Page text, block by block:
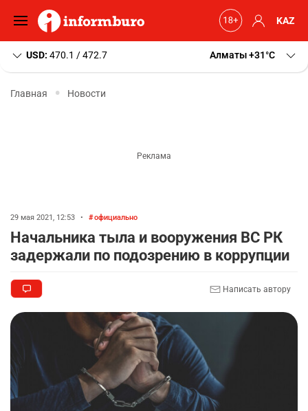
KAZ
USD: 470.1 / 472.7 Алматы+31 C
Главная Новости
29 мая 2021, 12:53 • официально
Начальника тыла и вооружения ВС РК
задержали по подозрению в коррупции
Написать автору